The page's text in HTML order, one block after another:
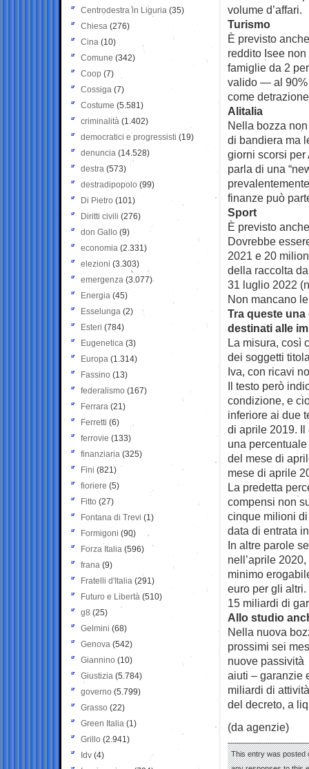
volume d’affari.
Turismo
È previsto
reddito Isee
famiglie da 2
valido — al 90%
come
Alitalia
Nella bozza
di bandiera ma
giorni scorsi
parla di una
finanze può
Sport
È previsto
Dovrebbe
2021 e 20
della raccolta
31 luglio 2022
Non mancano
Tra queste
destinati alle
La misura, così
dei soggetti
Iva, con ricavi
Il testo però
condizione, e
inferiore ai due
di aprile 2019. Il
una
del mese di
mese di aprile
La predetta
compensi non
cinque milioni
data di entrata
In altre parole
nell’aprile
minimo
euro per gli altri.
15 miliardi di
Allo studio
Nella nuova
prossimi sei
nuove passività
aiuti – garanzie
miliardi di
del decreto, a
(da agenzie)
This entry was posted
Centrodestra in Liguria (35)
Chiesa (276)
Cina (10)
Comune (342)
Coop (7)
Cossiga (7)
Costume (5.581)
criminalità (1.402)
democratici e progressisti (19)
denuncia (14.528)
destra (573)
destradipopolo (99)
Di Pietro (101)
Diritti civili (276)
don Gallo (9)
economia (2.331)
elezioni (3.303)
emergenza (3.077)
Energia (45)
Esselunga (2)
Esteri (784)
Eugenetica (3)
Europa (1.314)
Fassino (13)
federalismo (167)
Ferrara (21)
Ferretti (6)
ferrovie (133)
finanziaria (325)
Fini (821)
fioriere (5)
Fitto (27)
Fontana di Trevi (1)
Formigoni (90)
Forza Italia (596)
frana (9)
Fratelli d'Italia (291)
Futuro e Libertà (510)
g8 (25)
Gelmini (68)
Genova (542)
Giannino (10)
Giustizia (5.784)
governo (5.799)
Grasso (22)
Green Italia (1)
Grillo (2.941)
Idv (4)